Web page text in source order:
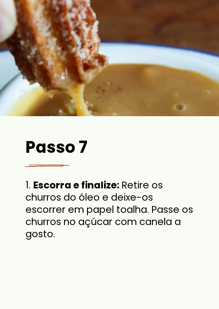
Passo 7
1. Escorra e finalize: Retire os
churros do óleo e deixe-os
escorrer em papel toalha. Passe os
churros no açúcar com canela a
gosto.